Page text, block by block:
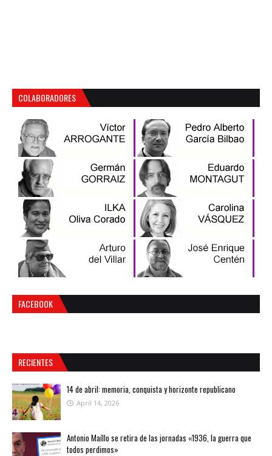
COLABORADORES
FACEBOOK
RECIENTES
14 de abril: memoria, conquista y horizonte republicano
April 14, 2026
Antonio Maíllo se retira de las jornadas «1936, la guerra que
todos perdimos»